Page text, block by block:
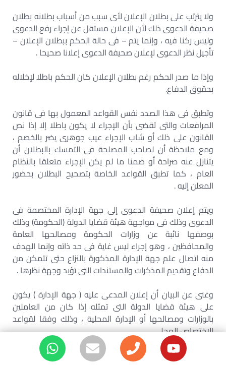
ولا يترتب على بطلان الإعلان لأى سبب من أسباب بطلانه بطلان
صحيفة الدعوى ذلك لأن الإعلان مستقل عن إجراء رفع الدعوى
وليس ركنا فيه ، وإنما يتم – فى حالة الحكم ببطلان الإعلان –
تأجيل نظر الدعوى لإعلان صحيفة الدعوى إعلانا صحيحا .
وإذا ما صدر الحكم رغم بطلان الإعلان كان الحكم باطلا لإخلاله
بحقوق الدفاع.
وتطبق فى هذا الصدد نفس القواعد المعمول بها فى قانون
المرافعات والتى تقضى بأن الإجراء لا يكون باطلا إلا إذا نص
القانون على ذلك أو شاب الإجراء عيب جوهرى يضر بالخصم ،
ومع ملاحظة أن لصاحب المصلحة فى التمسك بالبطلان أن
يتنازل عنه صراحة أو ضمنا ما لم يكن الإجراء متعلقا بالنظام
العام ، كما تطبق القواعد الخاصة بتصحيح البطلان بحضور
المعلن إليه .
ويتم إعلان صحيفة الدعوى إلى جهة الإدارة المختصمة فى
الدعوى وذلك فى مواجهة هيئة قضايا الدولة (الحكومة) وذلك
بوصفها نائبة عن وزارات الحكومة ومصالحها العامة
والمحافظين ، وهو إجراء ليس غاية فى حد ذاته وإنما الهدف
منه اتصال علم جهة الإدارة المذكورة بالنزاع حتى تتمكن من
الدفاع وتقديم المذكرات والمستندات التى تؤيد وجهة نظرها .
وغنى عن البيان أن إعلان المدعى عليه ( جهة الإدارة ) يكون
على هيئة قضايا الدولة التى تمثله إذا كان من العاملين
بالوزارات ومصالحها أو الإدارة المحلية ، وذلك وفقا لقواعد
الاختصاص المحلى
أما بالنسبة لإعلان رؤساء الهيئات العامة أو الجامعات ، فيتم